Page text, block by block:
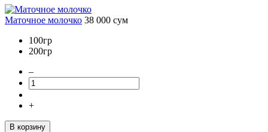
Маточное молочко 38 000 сум
100гр
200гр
–
+
В корзину